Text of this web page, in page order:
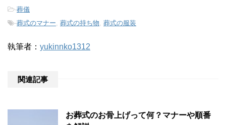
-葬儀
-葬式のマナー 葬式の持ち物 葬式の服装
執筆者： yukinnko1312
関連記事
お葬式のお骨上げって何？マナーや順番